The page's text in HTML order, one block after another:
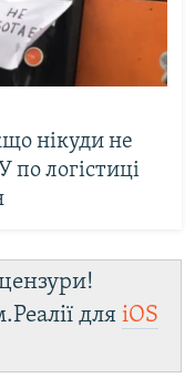
нікуди не
по логістиці
для iOS